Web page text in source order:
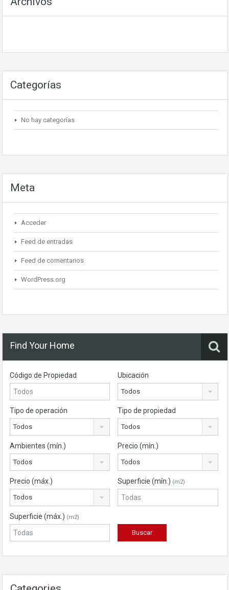
Categorías
No hay categorías
Meta
Acceder
Feed de entradas
Feed de comentarios
WordPress.org
Find Your Home
Código de Propiedad Ubicación
Todos
Tipo de operación
Todos
Tipo de propiedad
Todos
Ambientes (mín.)
Todos
Precio (mín.)
Todos
Precio (máx.)
Todos
Superficie (mín.) (m2)
Superficie (máx.) (m2)